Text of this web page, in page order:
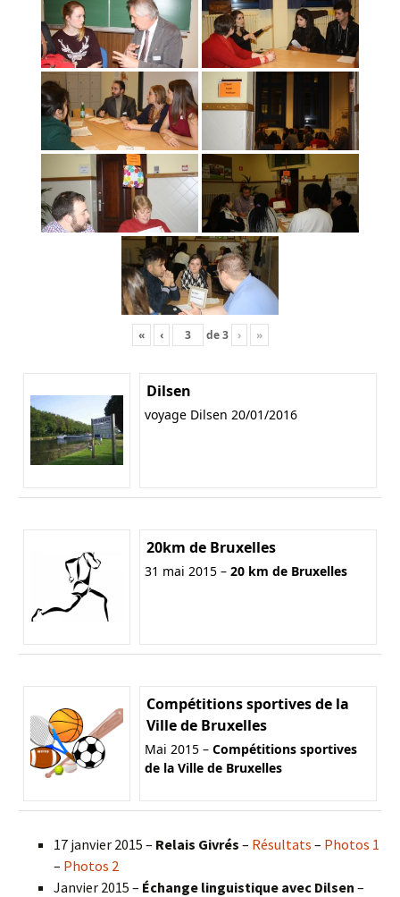
« ‹ de3 › »
Dilsen
voyage Dilsen 20/01/2016
20km de Bruxelles
31 mai 2015 – 20 km de Bruxelles
Compétitions sportives de la
Ville de Bruxelles
Mai 2015 – Compétitions sportives
de la Ville de Bruxelles
17 janvier 2015 – Relais Givrés – Résultats – Photos 1
– Photos 2
Janvier 2015 – Échange linguistique avec Dilsen –